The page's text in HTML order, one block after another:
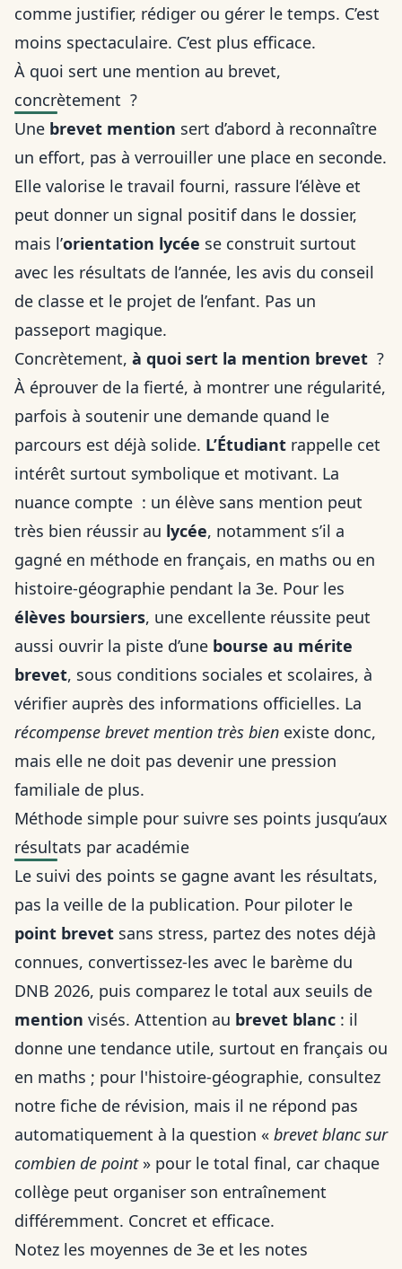
comme justifier, rédiger ou gérer le temps. C’est
moins spectaculaire. C’est plus efficace.
À quoi sert une mention au brevet,
concrètement ?
Une brevet mention sert d’abord à reconnaître
un effort, pas à verrouiller une place en seconde.
Elle valorise le travail fourni, rassure l’élève et
peut donner un signal positif dans le dossier,
mais l’orientation lycée se construit surtout
avec les résultats de l’année, les avis du conseil
de classe et le projet de l’enfant. Pas un
passeport magique.
Concrètement, à quoi sert la mention brevet ?
À éprouver de la fierté, à montrer une régularité,
parfois à soutenir une demande quand le
parcours est déjà solide. L’Étudiant rappelle cet
intérêt surtout symbolique et motivant. La
nuance compte : un élève sans mention peut
très bien réussir au lycée, notamment s’il a
gagné en méthode en français, en maths ou en
histoire-géographie pendant la 3e. Pour les
élèves boursiers, une excellente réussite peut
aussi ouvrir la piste d’une bourse au mérite
brevet, sous conditions sociales et scolaires, à
vérifier auprès des informations officielles. La
récompense brevet mention très bien existe donc,
mais elle ne doit pas devenir une pression
familiale de plus.
Méthode simple pour suivre ses points jusqu’aux
résultats par académie
Le suivi des points se gagne avant les résultats,
pas la veille de la publication. Pour piloter le
point brevet sans stress, partez des notes déjà
connues, convertissez-les avec le barème du
DNB 2026, puis comparez le total aux seuils de
mention visés. Attention au brevet blanc : il
donne une tendance utile, surtout en français ou
en maths ; pour l'histoire‑géographie, consultez
notre fiche de révision, mais il ne répond pas
automatiquement à la question « brevet blanc sur
combien de point» pour le total final, car chaque
collège peut organiser son entraînement
différemment. Concret et efficace.
Notez les moyennes de 3e et les notes